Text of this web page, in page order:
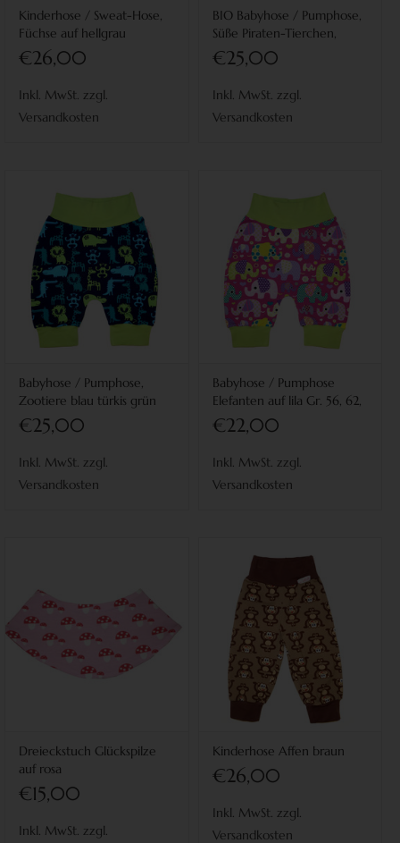
Kinderhose / Sweat-Hose,
Füchse auf hellgrau
€26,00
Inkl. MwSt. zzgl.
Versandkosten
BIO Babyhose / Pumphose,
Süße Piraten-Tierchen,
mint-petrol,56, 62, 68
€25,00
Inkl. MwSt. zzgl.
Versandkosten
Babyhose / Pumphose,
Zootiere blau türkis grün
Gr. 56, 62, 68
€25,00
Inkl. MwSt. zzgl.
Versandkosten
Babyhose / Pumphose
Elefanten auf lila Gr. 56, 62,
68
€22,00
Inkl. MwSt. zzgl.
Versandkosten
Dreieckstuch Glückspilze
auf rosa
€15,00
Inkl. MwSt. zzgl.
Kinderhose Affen braun
€26,00
Inkl. MwSt. zzgl.
Versandkosten